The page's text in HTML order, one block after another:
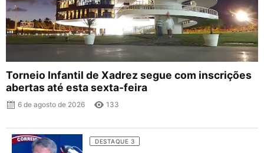
Torneio Infantil de Xadrez segue com inscrições
abertas até esta sexta-feira
6 de agosto de 2026 133
DESTAQUE 3